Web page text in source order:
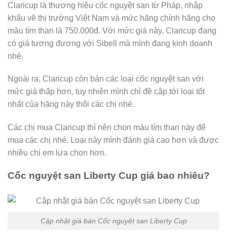
Claricup là thương hiệu cốc nguyệt san từ Pháp, nhập
khẩu về thị trường Việt Nam và mức hãng chính hãng cho
màu tím than là 750.000đ. Với mức giá này, Claricup đang
có giá tương đương với Sibell mà mình đang kinh doanh
nhé.
Ngoài ra, Claricup còn bán các loại cốc nguyệt san với
mức giá thấp hơn, tuy nhiên mình chỉ đề cập tới loại tốt
nhất của hãng này thôi các chị nhé.
Các chị mua Claricup thì nên chọn màu tím than này để
mua các chị nhé. Loại này mình đánh giá cao hơn và được
nhiều chị em lựa chọn hơn.
Cốc nguyệt san Liberty Cup giá bao nhiêu?
Cập nhật giá bán Cốc nguyệt san Liberty Cup